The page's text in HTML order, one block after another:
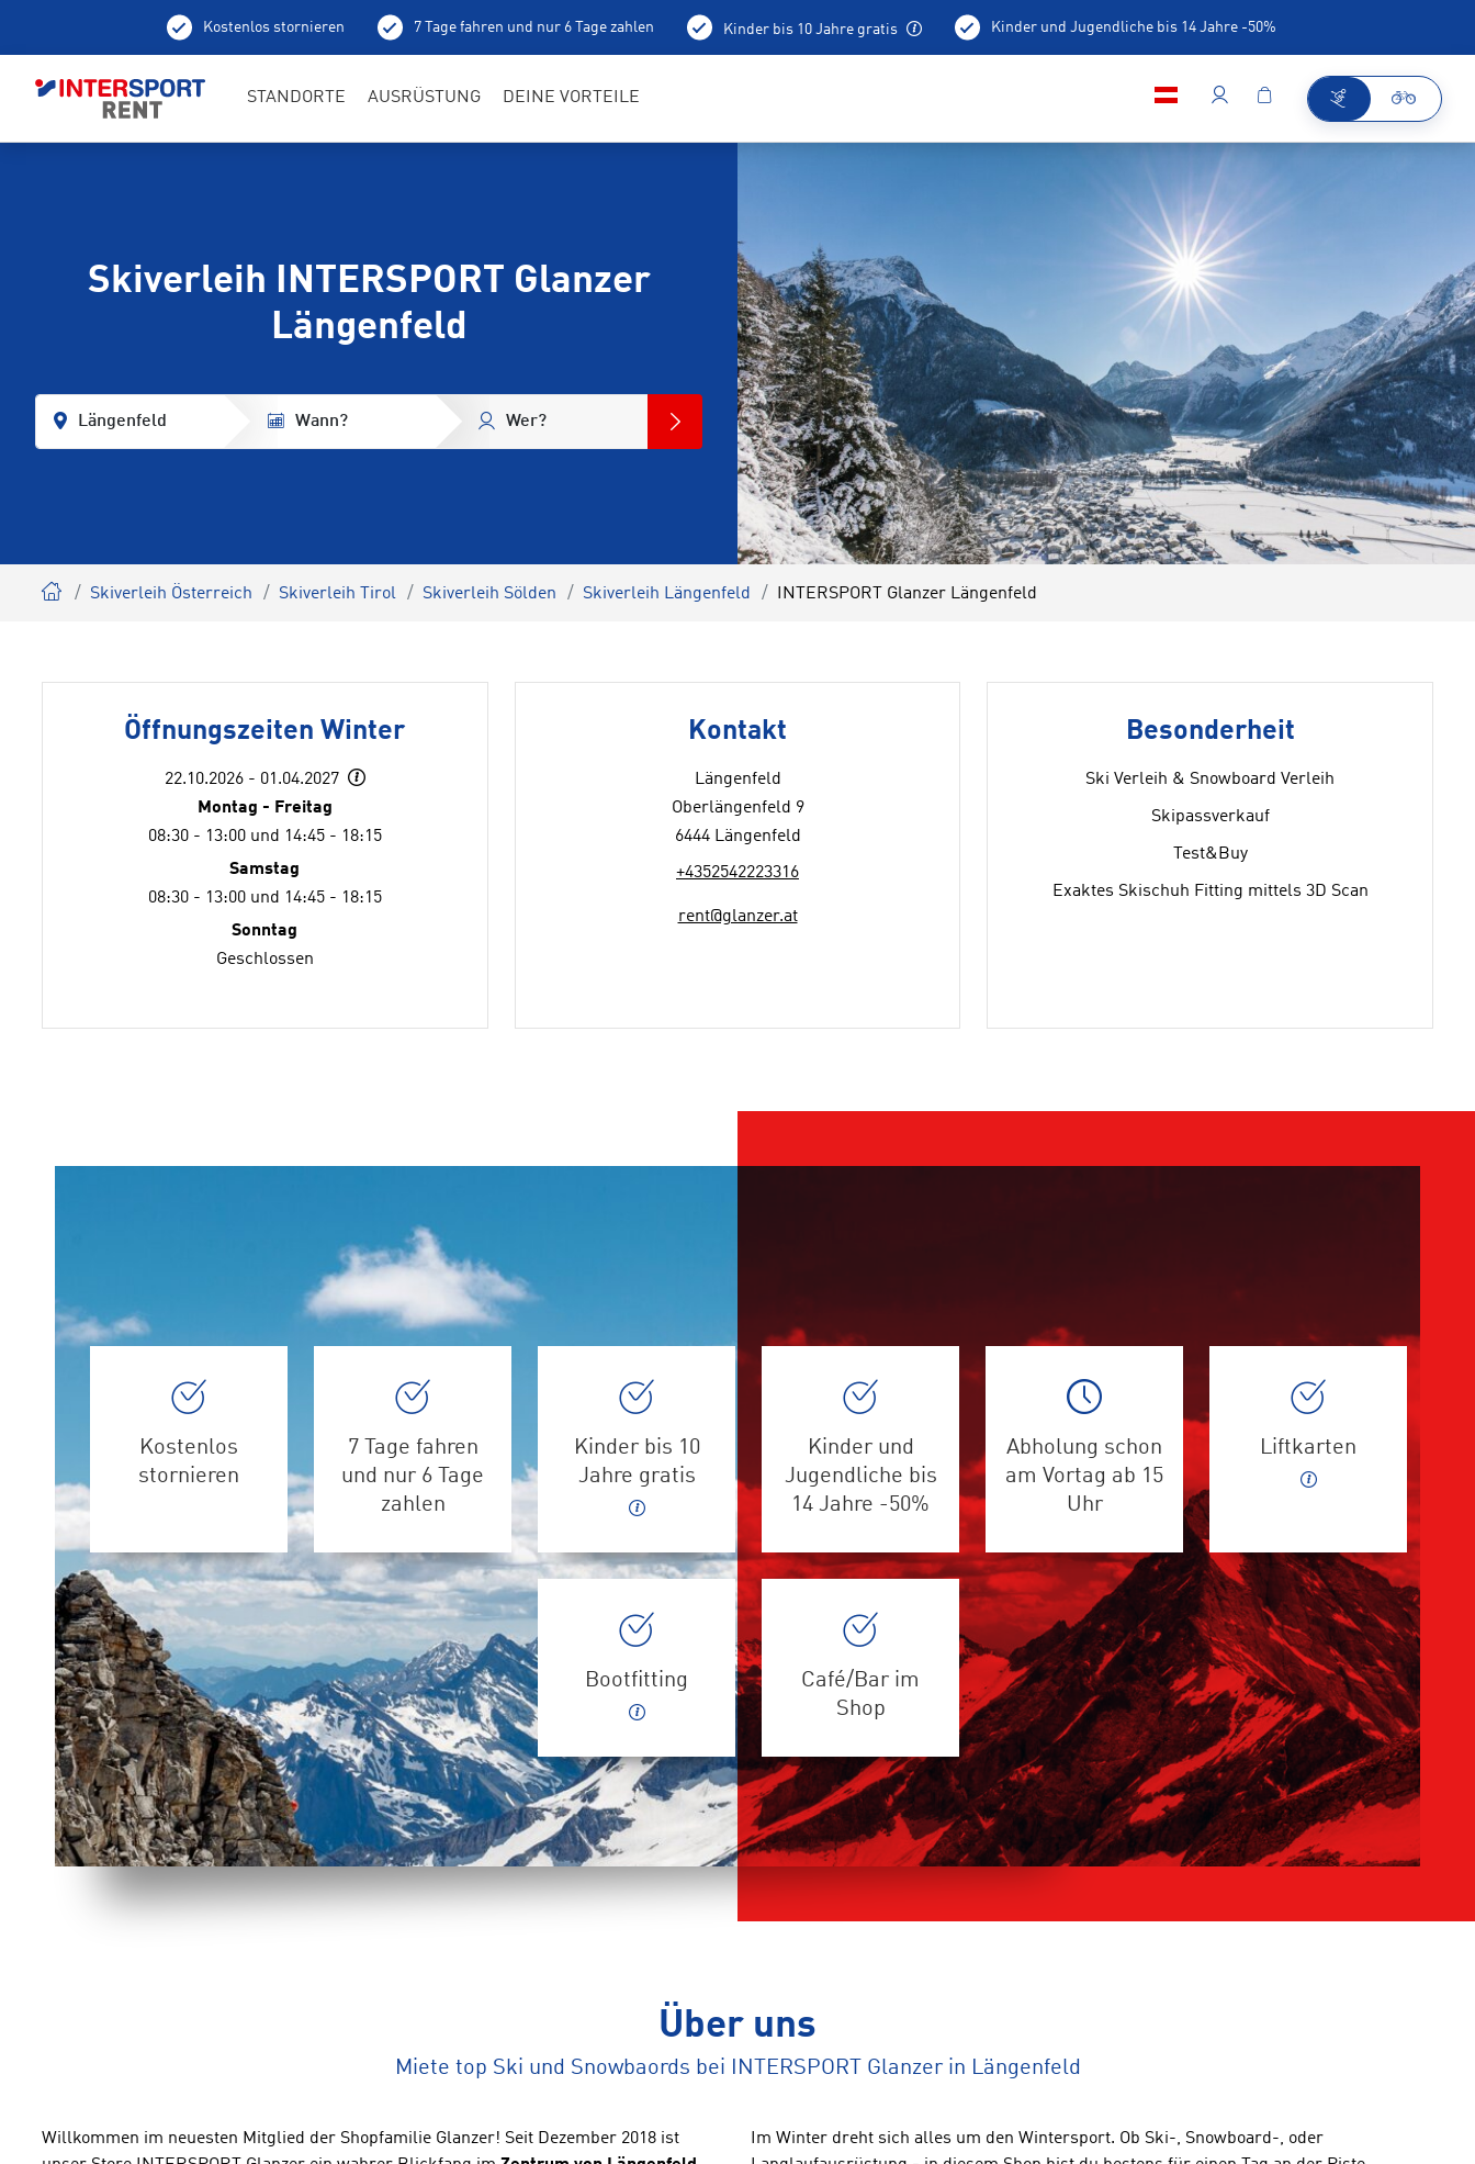
Kostenlos stornieren 7 Tage fahren und nur 6 Tage zahlen Kinder bis 10 Jahre gratis Kinder und Jugendliche bis 14 Jahre -50%
STANDORTE AUSRÜSTUNG DEINE VORTEILE
Skiverleih INTERSPORT Glanzer
Längenfeld
Längenfeld Wann? Wer?
Skiverleih Österreich Skiverleih Tirol Skiverleih Sölden Skiverleih Längenfeld INTERSPORT Glanzer Längenfeld
Öffnungszeiten Winter
22.10.2026 - 01.04.2027
Montag - Freitag
08:30 - 13:00 und 14:45 - 18:15
Samstag
08:30 - 13:00 und 14:45 - 18:15
Sonntag
Geschlossen
Kontakt
Längenfeld
Oberlängenfeld 9
6444 Längenfeld
+4352542223316
rent@glanzer.at
Besonderheit
Ski Verleih & Snowboard Verleih
Skipassverkauf
Test&Buy
Exaktes Skischuh Fitting mittels 3D Scan
Kostenlos
stornieren
7 Tage fahren
und nur 6 Tage
zahlen
Kinder bis 10
Jahre gratis
Kinder und
Jugendliche bis
14 Jahre -50%
Abholung schon
am Vortag ab 15
Uhr
Liftkarten
Bootfitting
Café/Bar im
Shop
Über uns
Miete top Ski und Snowbaords bei INTERSPORT Glanzer in Längenfeld
Willkommen im neuesten Mitglied der Shopfamilie Glanzer! Seit Dezember 2018 ist
Im Winter dreht sich alles um den Wintersport. Ob Ski-, Snowboard-, oder